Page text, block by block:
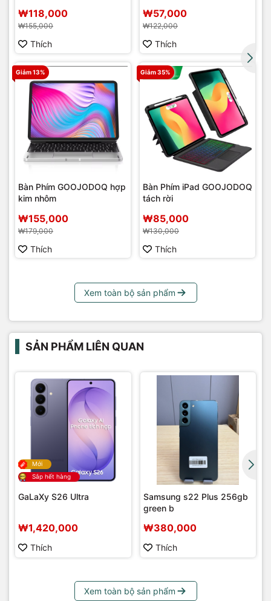
₩118,000
₩155,000
Thích
₩57,000
₩122,000
Thích
Giảm 13%
Bàn Phím GOOJODOQ hợp
kim nhôm
₩155,000
₩179,000
Thích
Giảm 35%
Bàn Phím iPad GOOJODOQ
tách rời
₩85,000
₩130,000
Thích
Xem toàn bộ sản phẩm
SẢN PHẨM LIÊN QUAN
Mới
Sắp hết hàng
GaLaXy S26 Ultra
₩1,420,000
Thích
Samsung s22 Plus 256gb
green b
₩380,000
Thích
Xem toàn bộ sản phẩm